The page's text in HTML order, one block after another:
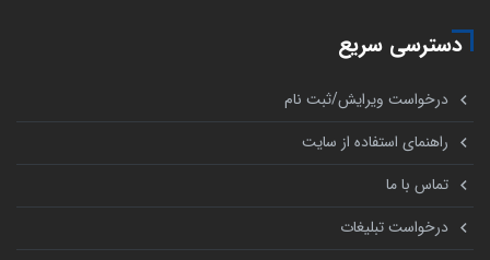
دسترسی سریع
درخواست ویرایش/ثبت نام
راهنمای استفاده از سایت
تماس با ما
درخواست تبلیغات